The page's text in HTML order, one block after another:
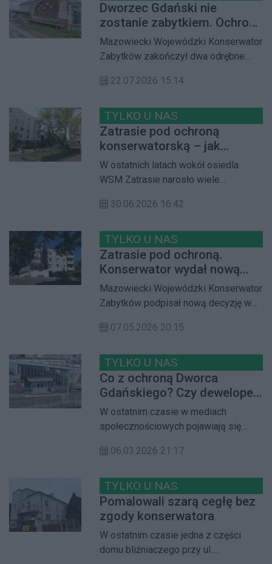
Dworzec Gdański nie
zostanie zabytkiem. Ochroną
objęto jedynie dwa
fragmenty historycznej
elewacji
Mazowiecki Wojewódzki Konserwator
Zabytków zakończył dwa odrębne
Warszawa Gdańska. Efekt jest
dworcowy nie zostanie wpisany do
rejestru zabytków nieruchomych,
jednak ochroną konserwatorską
objęto dwa zachowane fragmenty
oryginalnej kamiennej okładziny
22.07.2026 15:14
TYLKO U NAS
Zatrasie pod ochroną
konserwatorską – jak
wyglądała droga do wpisu do
rejestru zabytków?
W ostatnich latach wokół osiedla
WSM Zatrasie narosło wiele
konserwatorskiej. Często mylone są
ujęcie w Gminnej Ewidencji Zabytków
(GEZ) oraz wpis do rejestru zabytków.
Choć obie dotyczą dziedzictwa
kulturowego, są prowadzone w
odrębnych trybach, przez różne
organy i wywołują odmienne skutki
prawne
30.06.2026 16:42
TYLKO U NAS
Zatrasie pod ochroną.
Konserwator wydał nową
decyzję
Mazowiecki Wojewódzki Konserwator
Zabytków podpisał nową decyzję w
zespołu budowlanego Osiedla WSM
nieruchomych. Postępowanie w tej
sprawie ciągnie się już od listopada
2023 r. Czy tym razem skutecznie uda
się objąć ochroną konserwatorską to
modernistyczne osiedle?
07.05.2026 20:15
TYLKO U NAS
Co z ochroną Dworca
Gdańskiego? Czy deweloper
w porozumieniu z koleją
postawi wieżowiec?
W ostatnim czasie w mediach
społecznościowych pojawiają się
Dworca Gdańskiego. Lobbujący za
stara hala dworcowa zostanie w
przyszłym roku zburzona.
Jednocześnie nadal trwa
postępowanie w sprawie wpisu
dworca do rejestru zabytków.
Postanowiliśmy sprawdzić, jak
06.03.2026 21:17
TYLKO U NAS
Pomalowali szarą cegłę bez
zgody konserwatora
W ostatnim czasie jedna z części
domu bliźniaczego przy ul.